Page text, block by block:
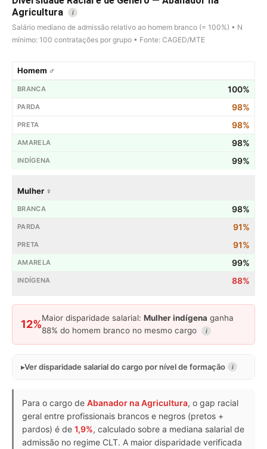
Agricultura
i
Salário mediano de admissão relativo ao homem branco (= 100%) • N
mínimo: 100 contratações por grupo • Fonte: CAGED/MTE
Homem ♂
100%
98%
98%
98%
99%
Mulher ♀
98%
91%
91%
99%
88%
12%
Maior disparidade salarial: Mulher indígena ganha
88% do homem branco no mesmo cargo
i
Ver disparidade salarial do cargo por nível de formação i
Para o cargo de Abanador na Agricultura, o gap racial
geral entre profissionais brancos e negros (pretos +
pardos) é de 1,9%, calculado sobre a mediana salarial de
admissão no regime CLT. A maior disparidade verificada